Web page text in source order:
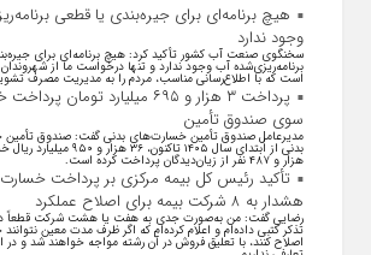
هیچ برنامه‌ای برای جیره‌بندی یا قطعی
وجود ندارد
سخنگوی صنعت آب کشور تأکید کرد: هیچ برنامه‌ای برای
برنامه‌ریزی‌شده آب وجود ندارد و تنها درخواست ما از
است که با اطلاع‌رسانی مناسب، مردم را به مدیریت مصرف
پرداخت ۳ هزار و ۶۹۵ میلیارد تومان
سوی صندوق تأمین
مدیرعامل صندوق تأمین خسارت‌های بدنی گفت: صندوق
هزار و ۴۸۷ نفر از زیان‌دیدگان پرداخت کرده است.
تأکید رئیس کل بیمه مرکزی بر پرداخت
هشدار به ۸ شرکت‌ بیمه برای اصلاح عملکرد
رضایی گفت: من به‌صورت جدی به هفت یا هشت شرکت قطعاً
تذکر کتبی داده‌ام و اعلام کرده‌ام که اگر ظرف مدت معین
اصلاح کنند، با تعلیق فروش در آن رشته مواجه خواهند شد و در